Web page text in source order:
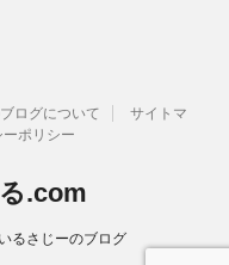
ログについて
サイトマ
ポリシー
.com
るさじーのブログ